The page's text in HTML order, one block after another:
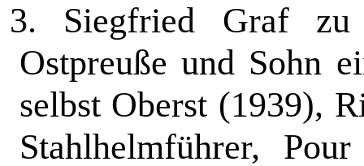
3. Siegfried Graf zu
Ostpreuße und Sohn
selbst Oberst (1939),
Stahlhelmführer,